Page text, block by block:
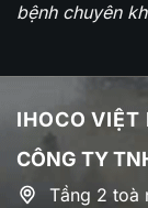
bệnh chuyên
IHOCO VIỆT
CÔNG TY
Tầng 2 toà